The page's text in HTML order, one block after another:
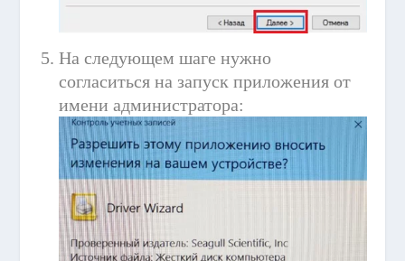
На следующем шаге нужно
согласиться на запуск приложения от
имени администратора: